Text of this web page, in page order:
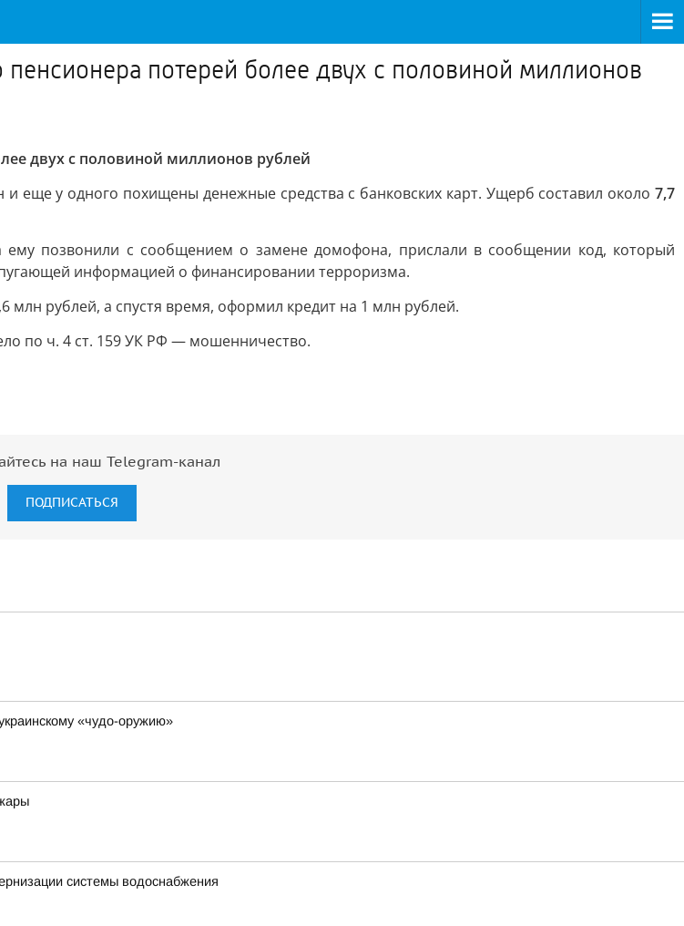
потерей более двух с половиной миллионов
двух с половиной миллионов рублей
еще у одного похищены денежные средства с банковских карт. Ущерб составил около 7,7
ему позвонили с сообщением о замене домофона, прислали в сообщении код, который
информацией о финансировании терроризма.
рублей, а спустя время, оформил кредит на 1 млн рублей.
по ч. 4 ст. 159 УК РФ — мошенничество.
на наш Telegram-канал
ПОДПИСАТЬСЯ
«чудо-оружию»
системы водоснабжения